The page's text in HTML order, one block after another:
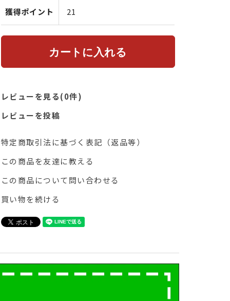
獲得ポイント 21
レビューを見る(0件)
レビューを投稿
特定商取引法に基づく表記（返品等）
この商品を友達に教える
この商品について問い合わせる
買い物を続ける